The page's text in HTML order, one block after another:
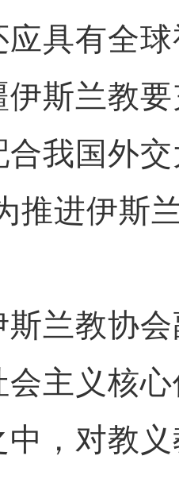
应具有全
伊斯兰教
我国外
推进伊斯
教协会
会主义核
中，对教